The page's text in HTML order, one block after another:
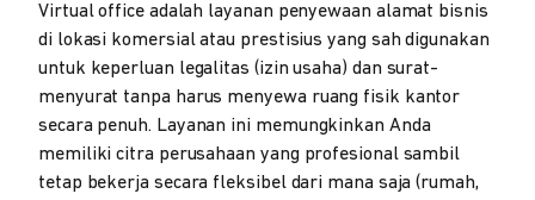
Virtual office adalah layanan penyewaan alamat bisnis
di lokasi komersial atau prestisius yang sah digunakan
untuk keperluan legalitas (izin usaha) dan surat-
menyurat tanpa harus menyewa ruang fisik kantor
secara penuh. Layanan ini memungkinkan Anda
memiliki citra perusahaan yang profesional sambil
tetap bekerja secara fleksibel dari mana saja (rumah,